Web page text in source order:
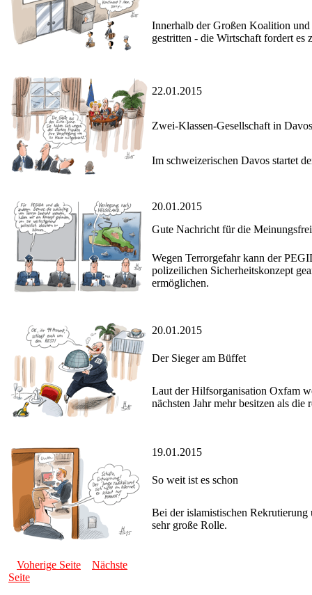
Innerhalb der Großen Koalition
gestritten - die Wirtschaft fordert es
22.01.2015
Zwei-Klassen-Gesellschaft in Davos
Im schweizerischen Davos startet
20.01.2015
Gute Nachricht für die
Wegen Terrorgefahr kann der
polizeilichen Sicherheitskonzept
ermöglichen.
20.01.2015
Der Sieger am Büffet
Laut der Hilfsorganisation Oxfam
nächsten Jahr mehr besitzen als die
19.01.2015
So weit ist es schon
Bei der islamistischen
sehr große Rolle.
Voherige Seite
Nächste
Seite